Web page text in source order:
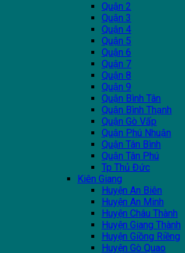
Quận 2
Quận 3
Quận 4
Quận 5
Quận 6
Quận 7
Quận 8
Quận 9
Quận Bình Tân
Quận Bình Thạnh
Quận Gò Vấp
Quận Phú Nhuận
Quận Tân Bình
Quận Tân Phú
Tp Thủ Đức
Kiên Giang
Huyện An Biên
Huyện An Minh
Huyện Châu Thành
Huyện Giang Thành
Huyện Giồng Riềng
Huyện Gò Quao